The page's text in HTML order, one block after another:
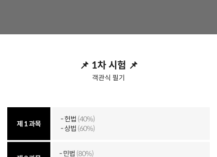
📌 1차 시험 📌
객관식 필기